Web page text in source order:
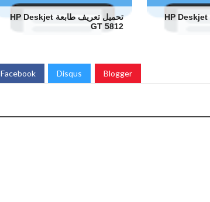
تحميل تعريف طابعة HP Deskjet
تحميل تعريف طابعة HP Deskjet
GT 5812
Blogger
Disqus
Facebook